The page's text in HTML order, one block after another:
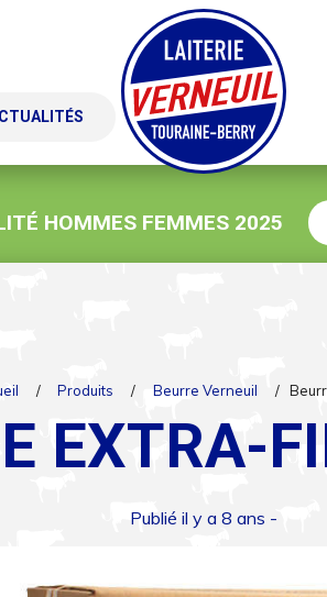
HOMMES FEMMES 2025
/ Produits / Beurre Verneuil /
EXTRA-
Publié il y a 8 ans -